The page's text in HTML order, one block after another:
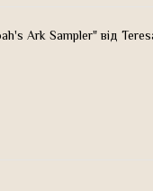
Ark Sampler" від